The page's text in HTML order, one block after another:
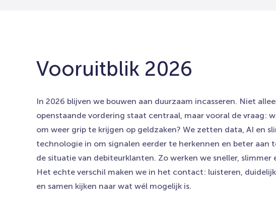
Vooruitblik 2026
In 2026 blijven we bouwen aan duurzaam incasseren. Niet
openstaande vordering staat centraal, maar vooral de vraag:
om weer grip te krijgen op geldzaken? We zetten data, AI en
technologie in om signalen eerder te herkennen en beter aan
de situatie van debiteurklanten. Zo werken we sneller, slimmer
Het echte verschil maken we in het contact: luisteren,
en samen kijken naar wat wél mogelijk is.